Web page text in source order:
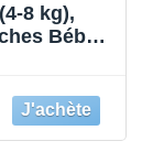
8 kg),
Bébé,